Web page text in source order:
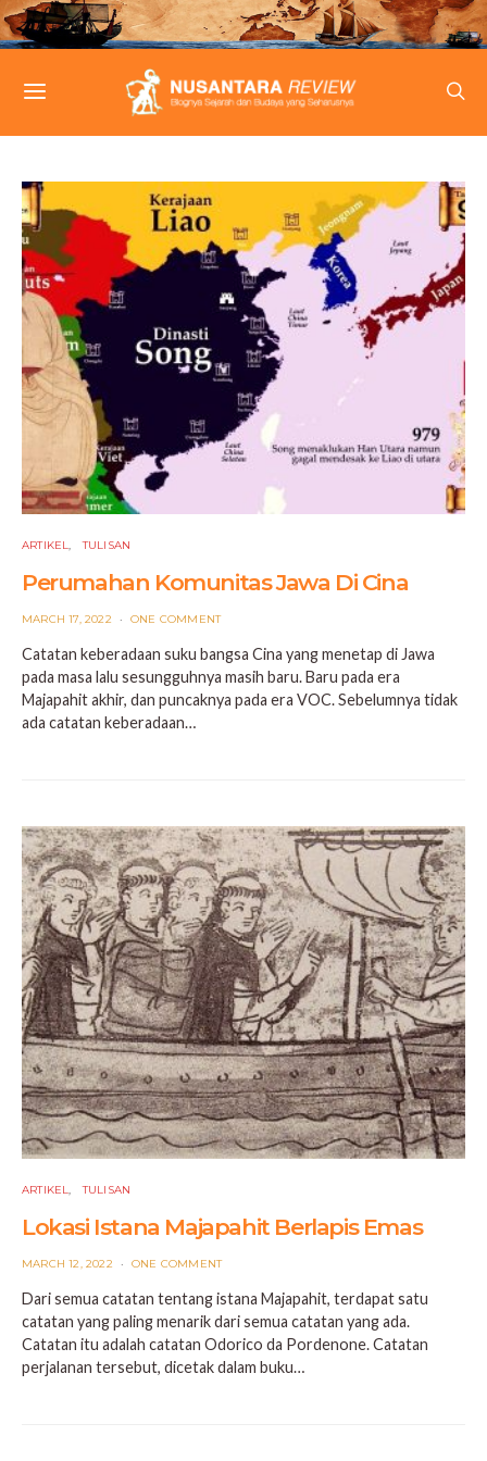
ARTIKEL TULISAN
Perumahan Komunitas Jawa Di Cina
POSTED
MARCH 17, 2022 ONE COMMENT
Catatan keberadaan suku bangsa Cina yang menetap di Jawa
pada masa lalu sesungguhnya masih baru. Baru pada era
Majapahit akhir, dan puncaknya pada era VOC. Sebelumnya tidak
ada catatan keberadaan…
ARTIKEL TULISAN
Lokasi Istana Majapahit Berlapis Emas
POSTED
MARCH 12, 2022 ONE COMMENT
Dari semua catatan tentang istana Majapahit, terdapat satu
catatan yang paling menarik dari semua catatan yang ada.
Catatan itu adalah catatan Odorico da Pordenone. Catatan
perjalanan tersebut, dicetak dalam buku…